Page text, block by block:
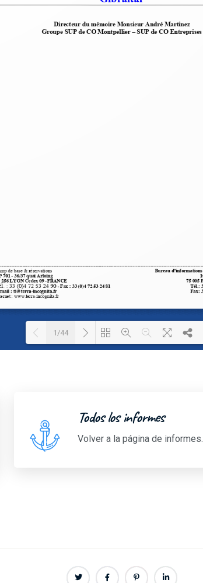
1/44
Todos los informes
Volver a la página de informes.